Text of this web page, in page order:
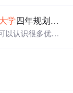
候，就会发现同
轻松松就能拿到
一个重要
更有广度，很多
学四年规划：从大一小白到
以认识很多优秀
候，就会发现同